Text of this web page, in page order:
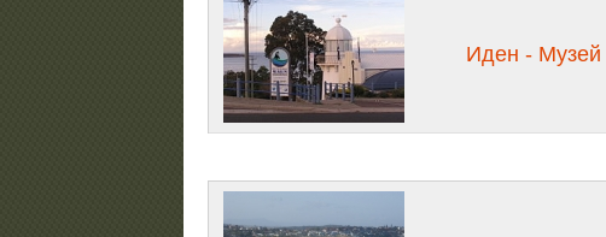
Иден - Музей